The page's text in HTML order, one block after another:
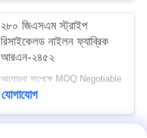
২৮০ জিএসএম স্ট্রাইপ
রিসাইকেলড নাইলন ফ্যাব্রিক
আরএন-২৪৫২
আলোচনা সাপেক্ষে MOQ:Negotiable
যোগাযোগ